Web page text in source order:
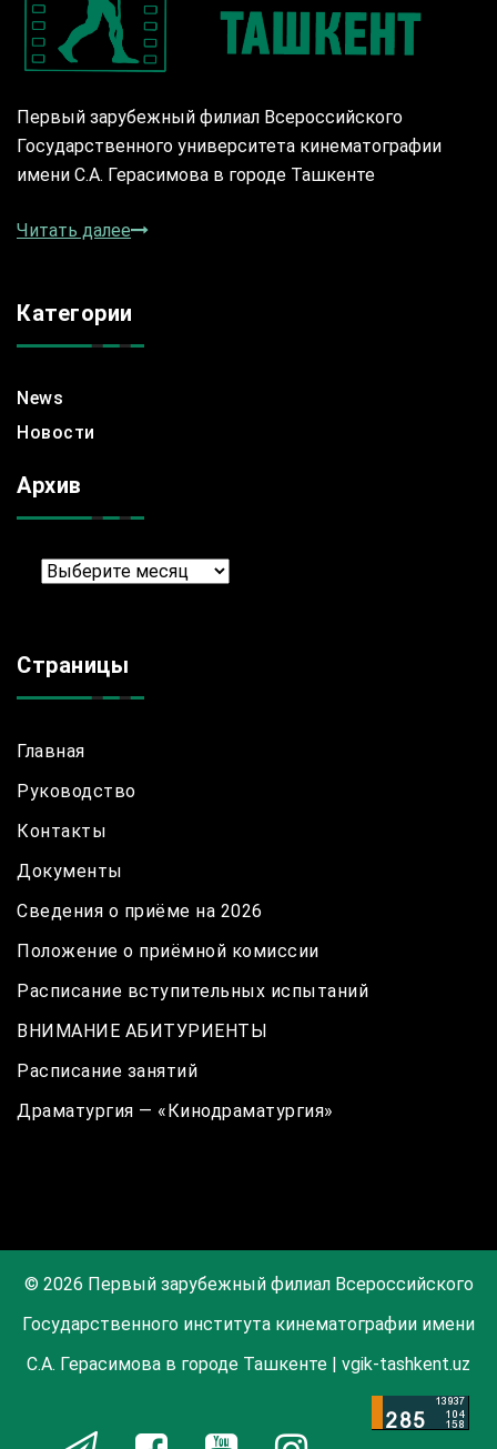
Первый зарубежный филиал Всероссийского
Государственного университета кинематографии
имени С.А. Герасимова в городе Ташкенте
Читать далее
Категории
News
Новости
Архив
Архив
Страницы
Главная
Руководство
Контакты
Документы
Сведения о приёме на 2026
Положение о приёмной комиссии
Расписание вступительных испытаний
ВНИМАНИЕ АБИТУРИЕНТЫ
Расписание занятий
Драматургия — «Кинодраматургия»
© 2026 Первый зарубежный филиал Всероссийского
Государственного института кинематографии имени
С.А. Герасимова в городе Ташкенте | vgik-tashkent.uz